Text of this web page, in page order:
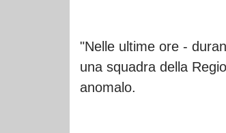
"Nelle ultime ore -
una squadra della
anomalo.